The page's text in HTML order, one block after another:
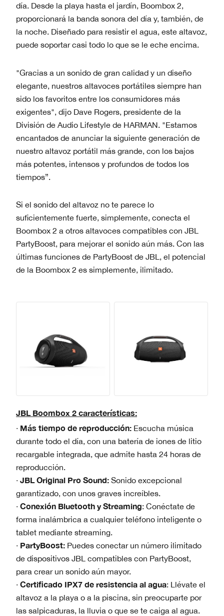
día. Desde la playa hasta el jardín, Boombox 2,
proporcionará la banda sonora del día y, también, de
la noche. Diseñado para resistir el agua, este altavoz,
puede soportar casi todo lo que se le eche encima.
"Gracias a un sonido de gran calidad y un diseño
elegante, nuestros altavoces portátiles siempre han
sido los favoritos entre los consumidores más
exigentes", dijo Dave Rogers, presidente de la
División de Audio Lifestyle de HARMAN. "Estamos
encantados de anunciar la siguiente generación de
nuestro altavoz portátil más grande, con los bajos
más potentes, intensos y profundos de todos los
tiempos”.
Si el sonido del altavoz no te parece lo
suficientemente fuerte, simplemente, conecta el
Boombox 2 a otros altavoces compatibles con JBL
PartyBoost, para mejorar el sonido aún más. Con las
últimas funciones de PartyBoost de JBL, el potencial
de la Boombox 2 es simplemente, ilimitado.
JBL Boombox 2 características:
· Más tiempo de reproducción: Escucha música
durante todo el día, con una batería de iones de litio
recargable integrada, que admite hasta 24 horas de
reproducción.
· JBL Original Pro Sound: Sonido excepcional
garantizado, con unos graves increíbles.
· Conexión Bluetooth y Streaming: Conéctate de
forma inalámbrica a cualquier teléfono inteligente o
tablet mediante streaming.
· PartyBoost: Puedes conectar un número ilimitado
de dispositivos JBL compatibles con PartyBoost,
para crear un sonido aún mayor.
· Certificado IPX7 de resistencia al agua: Llévate el
altavoz a la playa o a la piscina, sin preocuparte por
las salpicaduras, la lluvia o que se te caiga al agua.